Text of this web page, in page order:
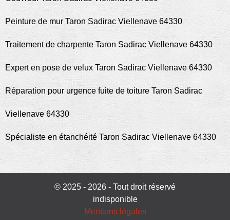
Peinture de mur Taron Sadirac Viellenave 64330
Traitement de charpente Taron Sadirac Viellenave 64330
Expert en pose de velux Taron Sadirac Viellenave 64330
Réparation pour urgence fuite de toiture Taron Sadirac
Viellenave 64330
Spécialiste en étanchéité Taron Sadirac Viellenave 64330
© 2025 - 2026 - Tout droit réservé
indisponible
Mentions légales